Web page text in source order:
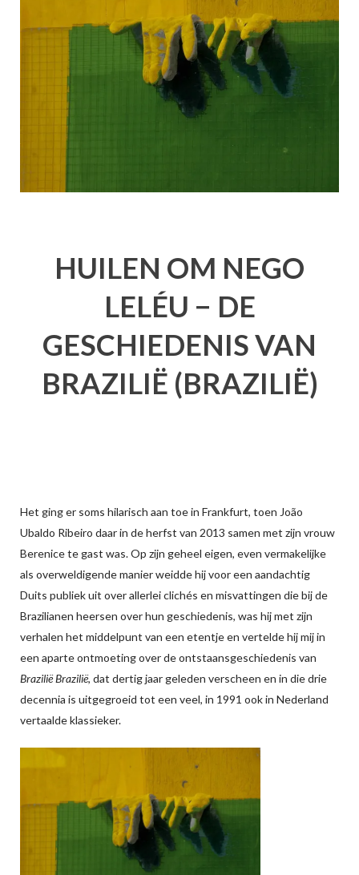
HUILEN OM NEGO
LELÉU − DE
GESCHIEDENIS VAN
BRAZILIË (BRAZILIË)
Het ging er soms hilarisch aan toe in Frankfurt, toen João
Ubaldo Ribeiro daar in de herfst van 2013 samen met zijn vrouw
Berenice te gast was. Op zijn geheel eigen, even vermakelijke
als overweldigende manier weidde hij voor een aandachtig
Duits publiek uit over allerlei clichés en misvattingen die bij de
Brazilianen heersen over hun geschiedenis, was hij met zijn
verhalen het middelpunt van een etentje en vertelde hij mij in
een aparte ontmoeting over de ontstaansgeschiedenis van
Brazilië Brazilië, dat dertig jaar geleden verscheen en in die drie
decennia is uitgegroeid tot een veel, in 1991 ook in Nederland
vertaalde klassieker.